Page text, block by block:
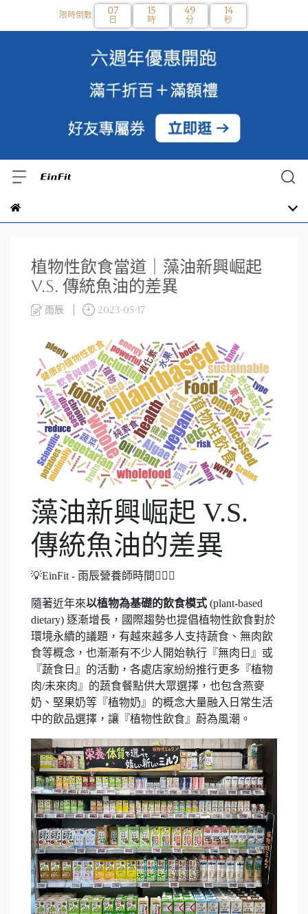
限時倒數 07
日
15
時
49
分
13
秒
植物性飲食當道｜藻油新興崛起
V.S. 傳統魚油的差異
雨辰 2023-05-17
藻油新興崛起 V.S.
傳統魚油的差異
💡EinFit - 雨辰營養師時間👩🏻‍⚕️
隨著近年來以植物為基礎的飲食模式 (plant-based
dietary) 逐漸增長，國際趨勢也提倡植物性飲食對於
環境永續的議題，有越來越多人支持蔬食、無肉飲
食等概念，也漸漸有不少人開始執行『無肉日』或
『蔬食日』的活動，各處店家紛紛推行更多『植物
肉/未來肉』的蔬食餐點供大眾選擇，也包含燕麥
奶、堅果奶等『植物奶』的概念大量融入日常生活
中的飲品選擇，讓『植物性飲食』蔚為風潮。